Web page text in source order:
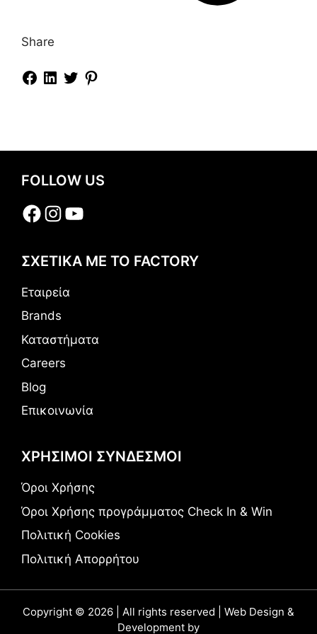
Share
FOLLOW US
Facebook
Instagram
YouTube
ΣΧΕΤΙΚΑ ΜΕ ΤΟ FACTORY
Εταιρεία
Brands
Καταστήματα
Careers
Blog
Επικοινωνία
ΧΡΗΣΙΜΟΙ ΣΥΝΔΕΣΜΟΙ
Όροι Χρήσης
Όροι Χρήσης προγράμματος Check In & Win
Πολιτική Cookies
Πολιτική Απορρήτου
Copyright © 2026 | All rights reserved | Web Design &
Development by